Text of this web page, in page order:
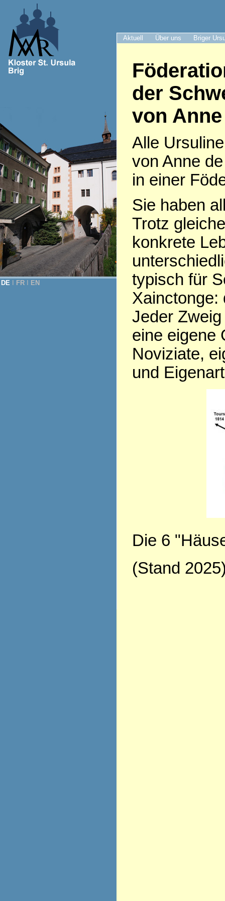
Aktuell Über uns Briger
DE FR EN
der
von
Alle
von Anne
in einer
Sie haben
Trotz
konkrete
typisch für
Xainctonge:
Jeder
eine eigene
Noviziate,
und
Die 6
(Stand